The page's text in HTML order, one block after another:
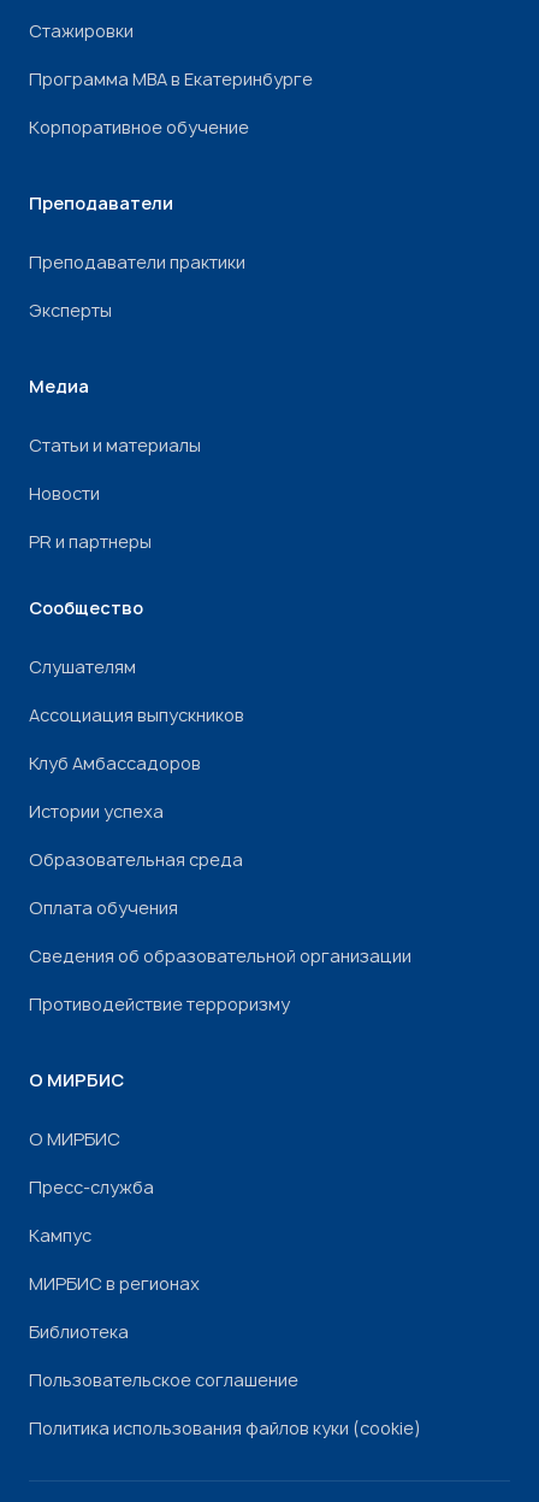
Стажировки
Программа МВА в Екатеринбурге
Корпоративное обучение
Преподаватели
Преподаватели практики
Эксперты
Медиа
Статьи и материалы
Новости
PR и партнеры
Сообщество
Слушателям
Ассоциация выпускников
Клуб Амбассадоров
Истории успеха
Образовательная среда
Оплата обучения
Сведения об образовательной организации
Противодействие терроризму
О МИРБИС
О МИРБИС
Пресс-служба
Кампус
МИРБИС в регионах
Библиотека
Пользовательское соглашение
Политика использования файлов куки (cookie)